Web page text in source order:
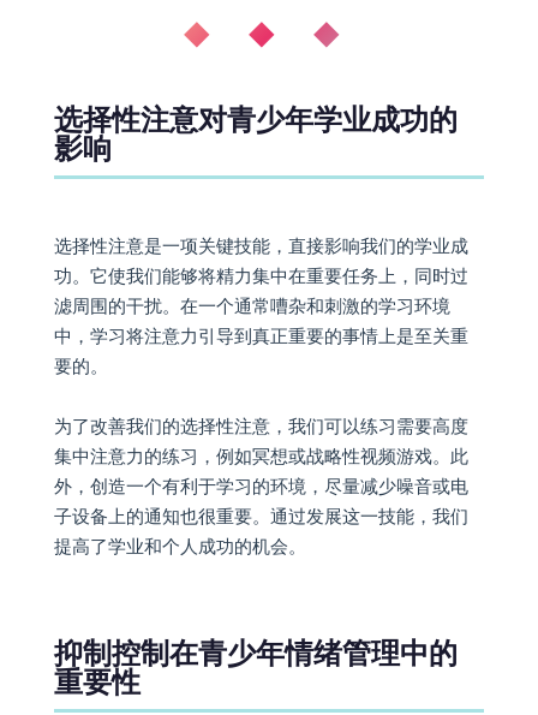
◆ ◆ ◆
选择性注意对青少年学业成功的
影响
选择性注意是一项关键技能，直接影响我们的学业成
功。它使我们能够将精力集中在重要任务上，同时过
滤周围的干扰。在一个通常嘈杂和刺激的学习环境
中，学习将注意力引导到真正重要的事情上是至关重
要的。
为了改善我们的选择性注意，我们可以练习需要高度
集中注意力的练习，例如冥想或战略性视频游戏。此
外，创造一个有利于学习的环境，尽量减少噪音或电
子设备上的通知也很重要。通过发展这一技能，我们
提高了学业和个人成功的机会。
抑制控制在青少年情绪管理中的
重要性